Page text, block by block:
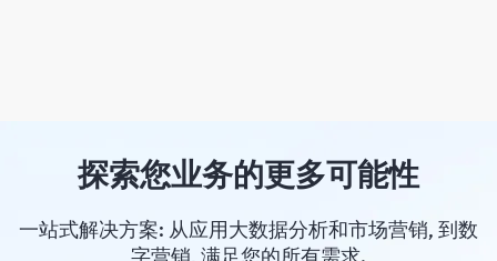
探索您业务的更多可能性
一站式解决方案: 从应用大数据分析和市场营销, 到数